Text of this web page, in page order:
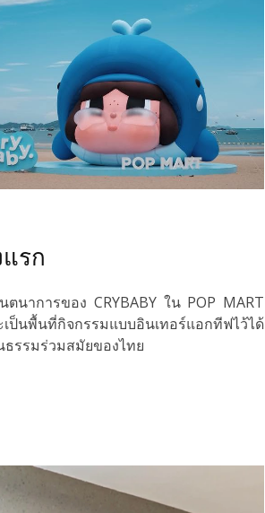
รก
นาการของ CRYBABY ใน POP MART
ป็นพื้นที่กิจกรรมแบบอินเทอร์แอกทีฟไว้ได้
รรมร่วมสมัยของไทย